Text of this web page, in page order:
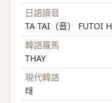
日語讀音
TA TAI（音） FUTOI
韓語羅馬
THAY
現代韓語
태